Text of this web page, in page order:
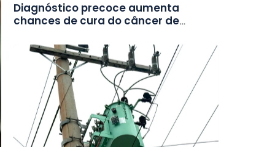
Diagnóstico precoce aumenta
chances de cura do câncer de
Julho Verde